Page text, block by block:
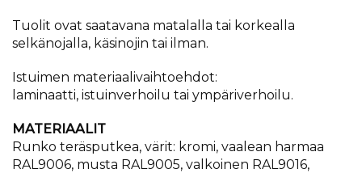
Tuolit ovat saatavana matalalla tai korkealla
selkänojalla, käsinojin tai ilman.
Istuimen materiaalivaihtoehdot:
laminaatti, istuinverhoilu tai ympäriverhoilu.
MATERIAALIT
Runko teräsputkea, värit: kromi, vaalean harmaa
RAL9006, musta RAL9005, valkoinen RAL9016,